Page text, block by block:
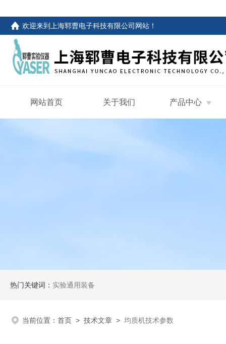
欢迎来到 上海郓曹电子科技有限公司网站 ！
网站首页 关于我们 产品中心
热门关键词： 实验通用装备
当前位置： 首页 > 技术文章 > 均质机技术参数